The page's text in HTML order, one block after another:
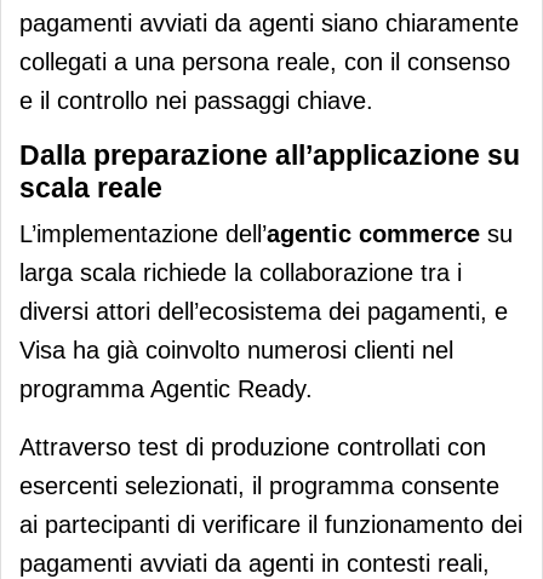
pagamenti avviati da agenti siano chiaramente
collegati a una persona reale, con il consenso
e il controllo nei passaggi chiave.
Dalla preparazione all’applicazione su
scala reale
L’implementazione dell’agentic commerce su
larga scala richiede la collaborazione tra i
diversi attori dell’ecosistema dei pagamenti, e
Visa ha già coinvolto numerosi clienti nel
programma Agentic Ready.
Attraverso test di produzione controllati con
esercenti selezionati, il programma consente
ai partecipanti di verificare il funzionamento dei
pagamenti avviati da agenti in contesti reali,